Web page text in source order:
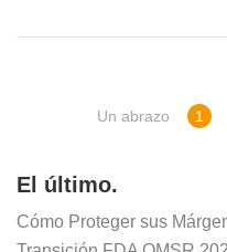
lo que les permite
Un abrazo 1
El último.